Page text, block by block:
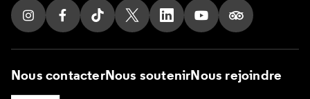
Suivez nous sur Instagram
Suivez nous sur Facebook
Suivez nous sur Tik Tok
Suivez nous sur X
Suivez nous sur LinkedIn
Suivez nous sur
Suivez nous
Nous contacterNous soutenirNous rejoindre